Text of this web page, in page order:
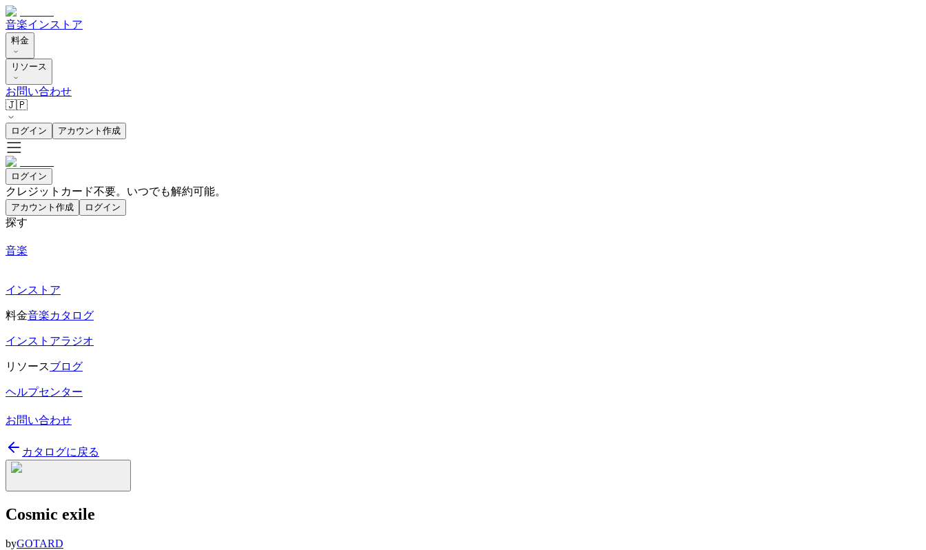
音楽インストア
料金
リソース
お問い合わせ
🇯🇵
ログイン アカウント作成
ログイン
クレジットカード不要。いつでも解約可能。
アカウント作成 ログイン
探す
音楽
インストア
料金音楽カタログ
インストアラジオ
リソースブログ
ヘルプセンター
お問い合わせ
カタログに戻る
Cosmic exile
byGOTARD